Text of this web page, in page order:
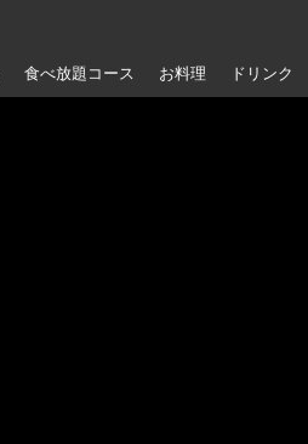
食べ放題コース お料理 ドリンク